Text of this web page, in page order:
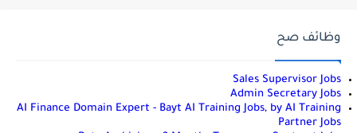
وظائف صح
Sales Supervisor Jobs
Admin Secretary Jobs
AI Finance Domain Expert - Bayt AI Training Jobs, by AI Training
Partner Jobs